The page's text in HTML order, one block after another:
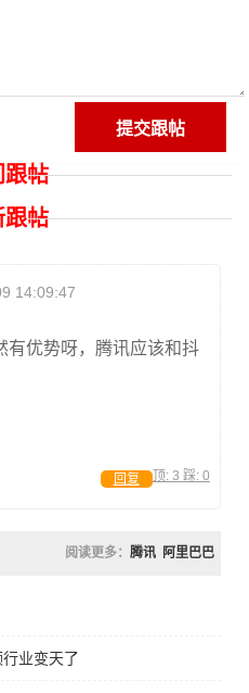
跟帖
跟帖
14:09:47
有优势呀，腾讯应该和抖
顶: 3 踩: 0
回复
阅读更多： 腾讯 阿里巴巴
行业变天了